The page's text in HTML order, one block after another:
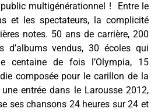
multigénérationnel ! Entre le
et les spectateurs, la complicité
notes. 50 ans de carrière, 200
d’albums vendus, 30 écoles qui
centaine de fois l’Olympia, 15
composée pour le carillon de la
entrée dans le Larousse 2012,
ses chansons 24 heures sur 24 et